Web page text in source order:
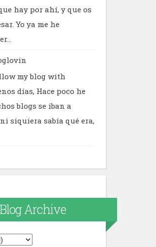
hay por ahí, y que os
Yo ya me he
my blog with
días, Hace poco he
blogs se iban a
siquiera sabía qué era,
Blog Archive